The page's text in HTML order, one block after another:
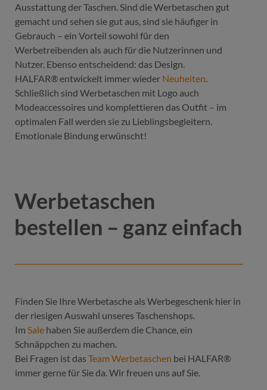
Ausstattung der Taschen. Sind die Werbetaschen gut
gemacht und sehen sie gut aus, sind sie häufiger in
Gebrauch – ein Vorteil sowohl für den
Werbetreibenden als auch für die Nutzerinnen und
Nutzer. Ebenso entscheidend: das Design.
HALFAR® entwickelt immer wieder Neuheiten
Schließlich sind Werbetaschen mit Logo auch
Modeaccessoires und komplettieren das Outfit – im
optimalen Fall werden sie zu Lieblingsbegleitern.
Emotionale Bindung erwünscht!
Werbetaschen
bestellen – ganz einfach
Finden Sie Ihre Werbetasche als Werbegeschenk hier in
der riesigen Auswahl unseres Taschenshops.
Im Sale haben Sie außerdem die Chance, ein
Schnäppchen zu machen.
Bei Fragen ist das Team Werbetaschen bei HALFAR®
immer gerne für Sie da. Wir freuen uns auf Sie.